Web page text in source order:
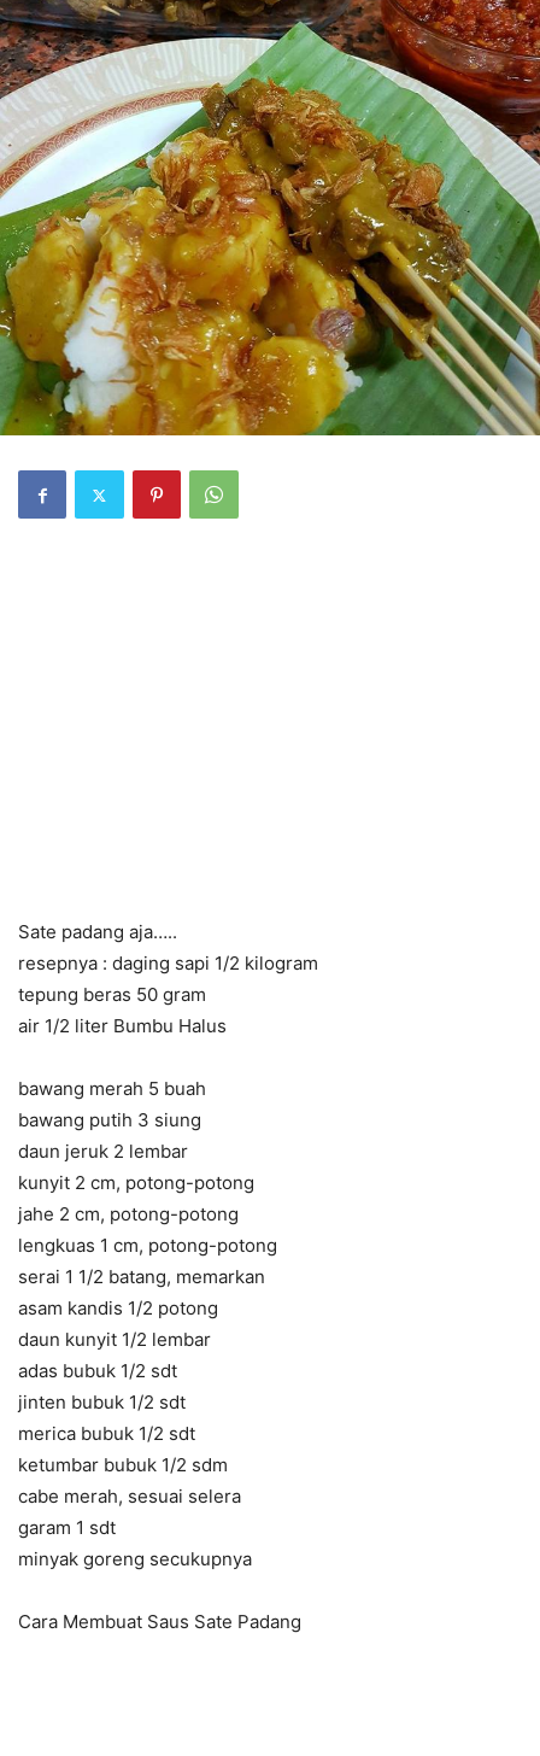
Sate padang aja…..
resepnya : daging sapi 1/2 kilogram
tepung beras 50 gram
air 1/2 liter Bumbu Halus
bawang merah 5 buah
bawang putih 3 siung
daun jeruk 2 lembar
kunyit 2 cm, potong-potong
jahe 2 cm, potong-potong
lengkuas 1 cm, potong-potong
serai 1 1/2 batang, memarkan
asam kandis 1/2 potong
daun kunyit 1/2 lembar
adas bubuk 1/2 sdt
jinten bubuk 1/2 sdt
merica bubuk 1/2 sdt
ketumbar bubuk 1/2 sdm
cabe merah, sesuai selera
garam 1 sdt
minyak goreng secukupnya
Cara Membuat Saus Sate Padang